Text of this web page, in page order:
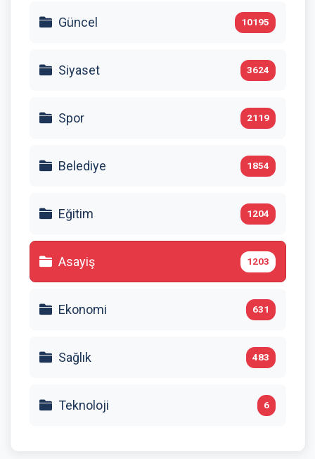
Güncel 10195
Siyaset 3624
Spor 2119
Belediye 1854
Eğitim 1204
Asayiş 1203
Ekonomi 631
Sağlık 483
Teknoloji 6